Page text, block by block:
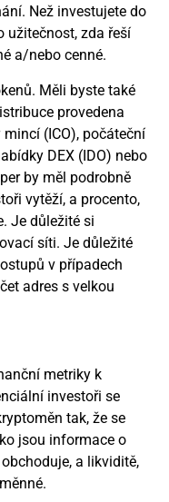
Než investujete do
užitečnost, zda řeší
a/nebo cenné.
Měli byste také
provedena
(ICO), počáteční
DEX (IDO) nebo
by měl podrobně
vytěží, a procento,
Je důležité si
síti. Je důležité
v případech
adres s velkou
metriky k
investoři se
tak, že se
jsou informace o
a likviditě,